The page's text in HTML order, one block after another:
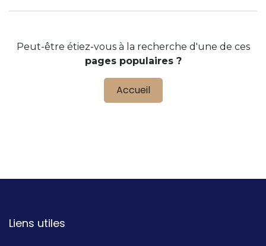
Peut-être étiez-vous à la recherche d'une de ces
pages populaires ?
Accueil
Liens utiles